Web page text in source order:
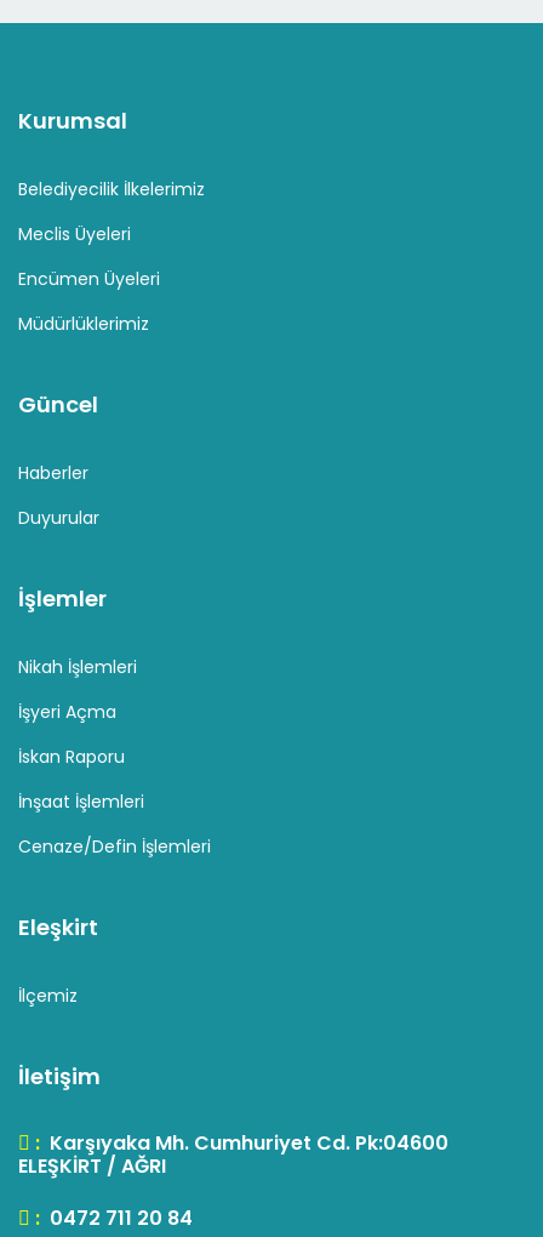
Kurumsal
Belediyecilik İlkelerimiz
Meclis Üyeleri
Encümen Üyeleri
Müdürlüklerimiz
Güncel
Haberler
Duyurular
İşlemler
Nikah İşlemleri
İşyeri Açma
İskan Raporu
İnşaat İşlemleri
Cenaze/Defin İşlemleri
Eleşkirt
İlçemiz
İletişim
: Karşıyaka Mh. Cumhuriyet Cd. Pk:04600
ELEŞKİRT / AĞRI
: 0472 711 20 84